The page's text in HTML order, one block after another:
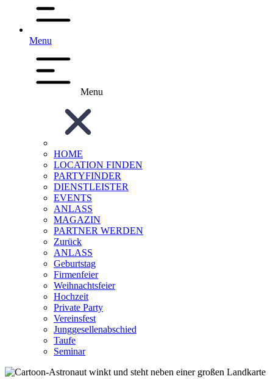
Menu
Menu
HOME
LOCATION FINDEN
PARTYFINDER
DIENSTLEISTER
EVENTS
ANLASS
MAGAZIN
PARTNER WERDEN
Zurück
ANLASS
Geburtstag
Firmenfeier
Weihnachtsfeier
Hochzeit
Private Party
Vereinsfest
Junggesellenabschied
Taufe
Seminar